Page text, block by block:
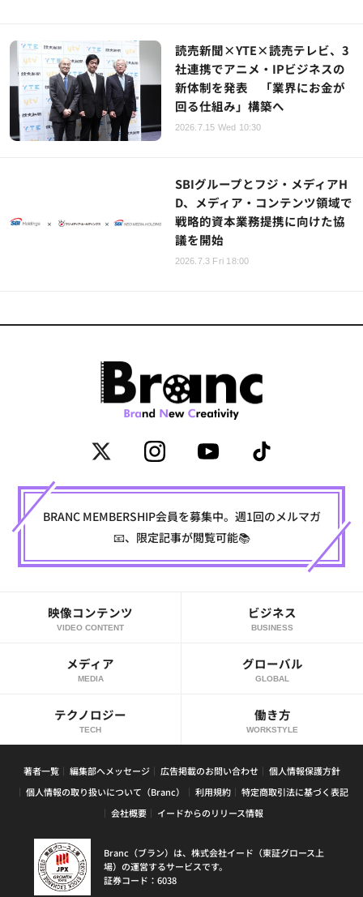
読売新聞×YTE×読売テレビ、3
社連携でアニメ・IPビジネスの
新体制を発表 「業界にお金が
回る仕組み」構築へ
2026.7.15 Wed 10:30
SBIグループとフジ・メディアH
D、メディア・コンテンツ領域で
戦略的資本業務提携に向けた協
議を開始
2026.7.3 Fri 18:00
BRANC MEMBERSHIP会員を募集中。週1回のメルマガ
📧、限定記事が閲覧可能📚
映像コンテンツ
VIDEO CONTENT
ビジネス
BUSINESS
メディア
MEDIA
グローバル
GLOBAL
テクノロジー
TECH
働き方
WORKSTYLE
著者一覧 編集部へメッセージ 広告掲載のお問い合わせ
個人情報保護方針
個人情報の取り扱いについて（Branc）
利用規約
特定商取引法に基づく表記
会社概要
イードからのリリース情報
Branc（ブラン）は、株式会社イード（東証グロース上
場）の運営するサービスです。
証券コード：6038